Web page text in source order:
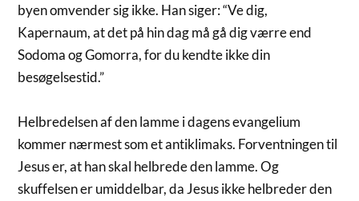
byen omvender sig ikke. Han siger: “Ve dig,
Kapernaum, at det på hin dag må gå dig værre end
Sodoma og Gomorra, for du kendte ikke din
besøgelsestid.”
Helbredelsen af den lamme i dagens evangelium
kommer nærmest som et antiklimaks. Forventningen til
Jesus er, at han skal helbrede den lamme. Og
skuffelsen er umiddelbar, da Jesus ikke helbreder den